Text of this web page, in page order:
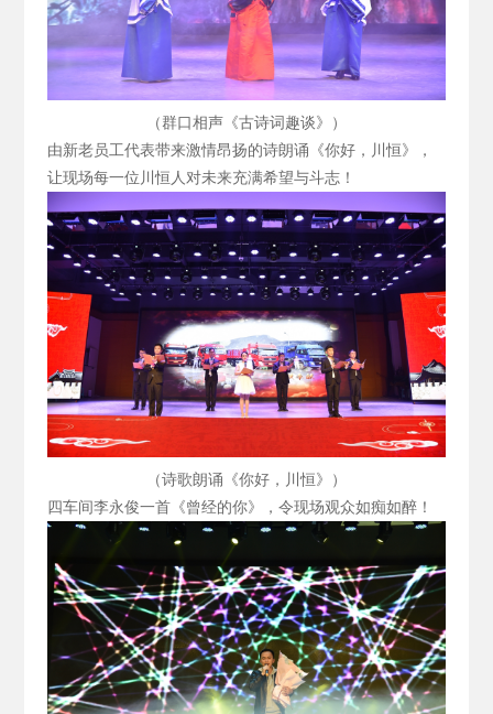
（群口相声《古诗词趣谈》）
由新老员工代表带来激情昂扬的诗朗诵《你好，川恒》，
让现场每一位川恒人对未来充满希望与斗志！
（诗歌朗诵《你好，川恒》）
四车间李永俊一首《曾经的你》，令现场观众如痴如醉！